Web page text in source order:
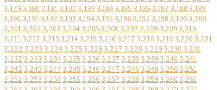
3,179 3,180 3,1813,182 3,183 3,1843,185 3,186 3,187 3,188 3,189
3,190 3,1913,192 3,193 3,1943,195 3,196 3,197 3,198 3,199 3,200
3,2013,202 3,203 3,2043,205 3,206 3,207 3,208 3,209 3,210
3,2113,212 3,213 3,2143,215 3,216 3,217 3,218 3,219 3,220 3,221
3,222 3,223 3,2243,225 3,226 3,227 3,228 3,229 3,230 3,231
3,232 3,233 3,2343,235 3,236 3,237 3,238 3,239 3,240 3,241
3,242 3,243 3,2443,245 3,246 3,247 3,248 3,249 3,250 3,251
3,252 3,253 3,2543,255 3,256 3,257 3,258 3,259 3,260 3,261